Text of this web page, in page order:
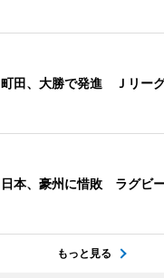
町田、大勝で発進 Ｊリー
日本、豪州に惜敗 ラグビ
もっと見る